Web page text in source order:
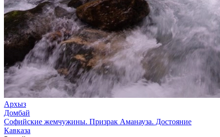
Архыз
Домбай
Софийские жемчужины. Призрак Аманауза. Достояние
Кавказа